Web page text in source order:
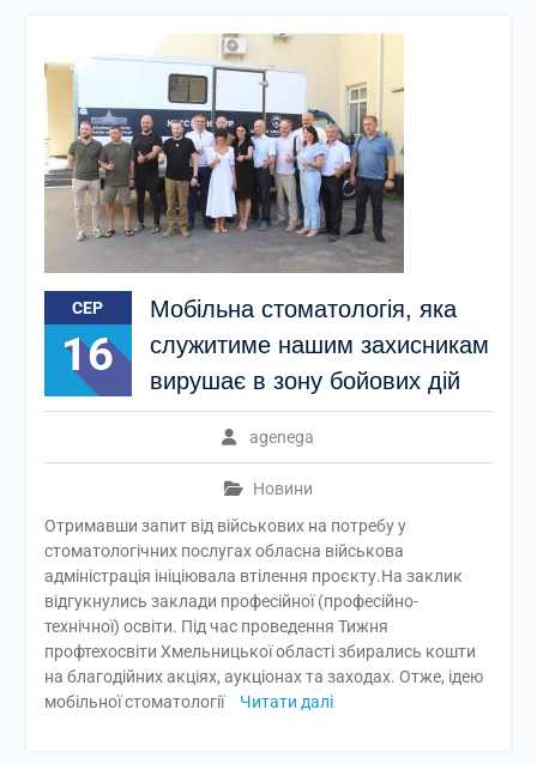
СЕР
16
Мобільна стоматологія, яка
служитиме нашим захисникам
вирушає в зону бойових дій
agenega
Новини
Отримавши запит від військових на потребу у
стоматологічних послугах обласна військова
адміністрація ініціювала втілення проєкту.На заклик
відгукнулись заклади професійної (професійно-
технічної) освіти. Під час проведення Тижня
профтехосвіти Хмельницької області збирались кошти
на благодійних акціях, аукціонах та заходах. Отже, ідею
мобільної стоматології
Читати далі